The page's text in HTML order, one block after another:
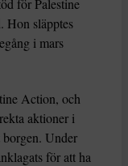
för Palestine
Hon släpptes
i mars
Action, och
aktioner i
borgen. Under
för att ha